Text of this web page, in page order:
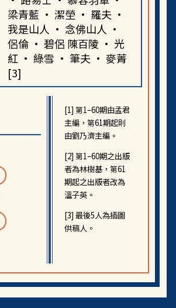
梁青藍 · 潔塋 · 羅夫 ·
我是山人 · 念佛山人 ·
侶倫 · 碧侶 陳百陵 · 光
紅 · 綠雪 · 筆夫 · 麥菁
[3]
[1] 第1–60期由孟君
主編，第61期起則
由劉乃濟主編。
[2] 第1–60期之出版
者為林樹基，第61
期起之出版者改為
溫子英。
[3] 最後5人為插圖
供稿人。